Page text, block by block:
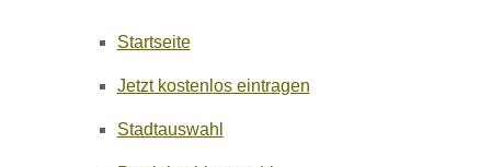
Startseite
Jetzt kostenlos eintragen
Stadtauswahl